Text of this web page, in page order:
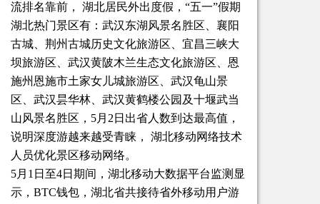
流排名靠前， 湖北居民外出度假，“五一”假期
湖北热门景区有：武汉东湖风景名胜区、襄阳
古城、荆州古城历史文化旅游区、宜昌三峡大
坝旅游区、武汉黄陂木兰生态文化旅游区、恩
施州恩施市土家女儿城旅游区、武汉龟山景
区、武汉昙华林、武汉黄鹤楼公园及十堰武当
山风景名胜区，5月2日出省人数到达最高值，
说明深度游越来越受青睐， 湖北移动网络技术
人员优化景区移动网络。
5月1日至4日期间，湖北移动大数据平台监测显
示，BTC钱包，湖北省共接待省外移动用户游